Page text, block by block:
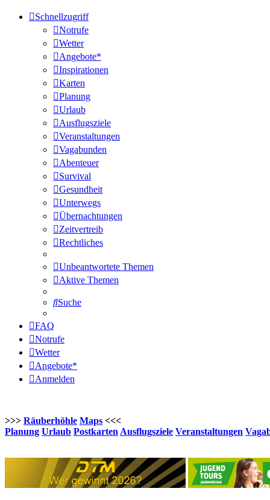
Schnellzugriff
Notrufe
Wetter
Angebote*
Inspirationen
Karten
Planung
Urlaub
Ausflugsziele
Veranstaltungen
Vagabunden
Abenteuer
Survival
Gesundheit
Unterwegs
Übernachtungen
Zeitvertreib
Rechtliches
Unbeantwortete Themen
Aktive Themen
Suche
FAQ
Notrufe
Wetter
Angebote*
Anmelden
>>> Räuberhöhle Maps <<<
Planung Urlaub Postkarten Ausflugsziele Veranstaltungen